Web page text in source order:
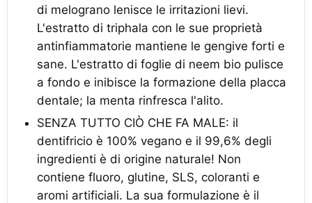
di melograno lenisce le irritazioni lievi.
L'estratto di triphala con le sue proprietà
antinfiammatorie mantiene le gengive forti e
sane. L'estratto di foglie di neem bio pulisce
a fondo e inibisce la formazione della placca
dentale; la menta rinfresca l'alito.
SENZA TUTTO CIÒ CHE FA MALE: il
dentifricio è 100% vegano e il 99,6% degli
ingredienti è di origine naturale! Non
contiene fluoro, glutine, SLS, coloranti e
aromi artificiali. La sua formulazione è il